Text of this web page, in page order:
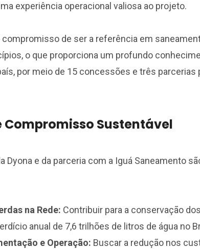
experiência operacional valiosa ao projeto.
compromisso de ser a referência em
o que proporciona um profundo
por meio de 15 concessões e três parcerias
Compromisso Sustentável
Dyona e da parceria com a Iguá Saneamento
na Rede: Contribuir para a conservação
anual de 7,6 trilhões de litros de água no
e Operação: Buscar a redução nos